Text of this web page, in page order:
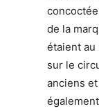
de la
étaient
sur le
anciens